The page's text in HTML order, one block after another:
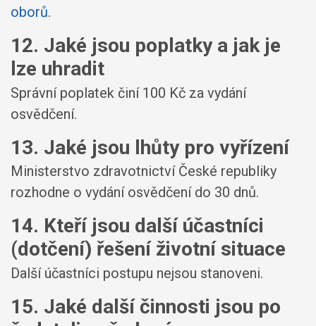
oborů.
12. Jaké jsou poplatky a jak je
lze uhradit
Správní poplatek činí 100 Kč za vydání
osvědčení.
13. Jaké jsou lhůty pro vyřízení
Ministerstvo zdravotnictví České republiky
rozhodne o vydání osvědčení do 30 dnů.
14. Kteří jsou další účastníci
(dotčení) řešení životní situace
Další účastníci postupu nejsou stanoveni.
15. Jaké další činnosti jsou po